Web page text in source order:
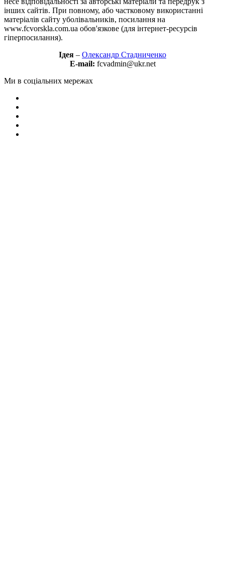
інших сайтів. При повному, або частковому використанні
матеріалів сайту уболівальників, посилання на
www.fcvorskla.com.ua обов'язкове (для інтернет-ресурсів
гіперпосилання).
Ідея – Олександр Стадниченко
E-mail: fcvadmin@ukr.net
Ми в соціальних мережах